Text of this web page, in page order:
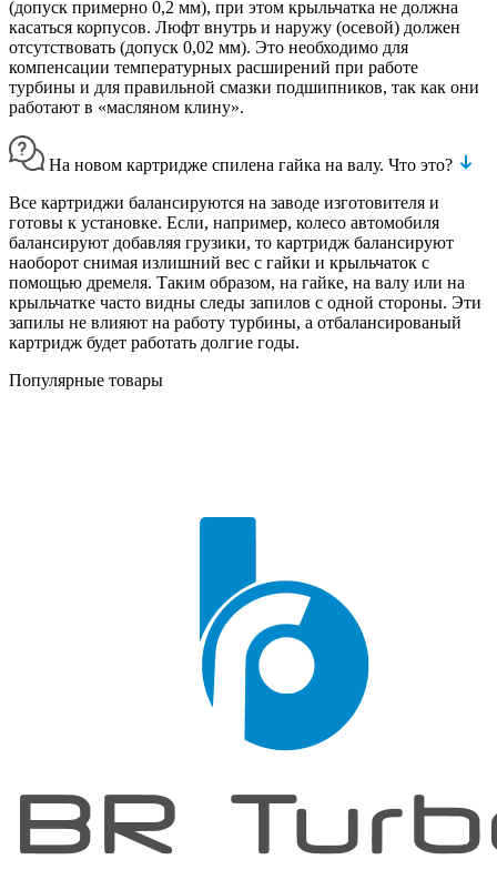
(допуск примерно 0,2 мм), при этом крыльчатка не должна
касаться корпусов. Люфт внутрь и наружу (осевой) должен
отсутствовать (допуск 0,02 мм). Это необходимо для
компенсации температурных расширений при работе
турбины и для правильной смазки подшипников, так как они
работают в «масляном клину».
На новом картридже спилена гайка на валу. Что это?
Все картриджи балансируются на заводе изготовителя и
готовы к установке. Если, например, колесо автомобиля
балансируют добавляя грузики, то картридж балансируют
наоборот снимая излишний вес с гайки и крыльчаток с
помощью дремеля. Таким образом, на гайке, на валу или на
крыльчатке часто видны следы запилов с одной стороны. Эти
запилы не влияют на работу турбины, а отбалансированый
картридж будет работать долгие годы.
Популярные товары